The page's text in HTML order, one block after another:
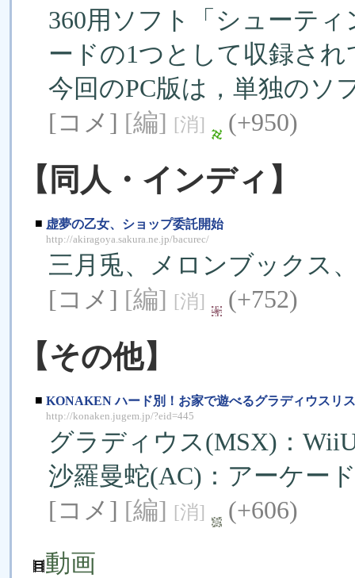
360用ソフト「シューテ
ードの1つとして収録さ
今回のPC版は，単独のソ
[コメ] [編] [消] (+950)
【同人・インディ】
■ 虚夢の乙女、ショップ委託開始
http://akiragoya.sakura.ne.jp/bacurec/
三月兎、メロンブックス
[コメ] [編] [消] (+752)
【その他】
■ KONAKEN ハード別！お家で遊べるグラディウスリス
http://konaken.jugem.jp/?eid=445
グラディウス(MSX)：
沙羅曼蛇(AC)：アーケー
[コメ] [編] [消]
(+606)
動画